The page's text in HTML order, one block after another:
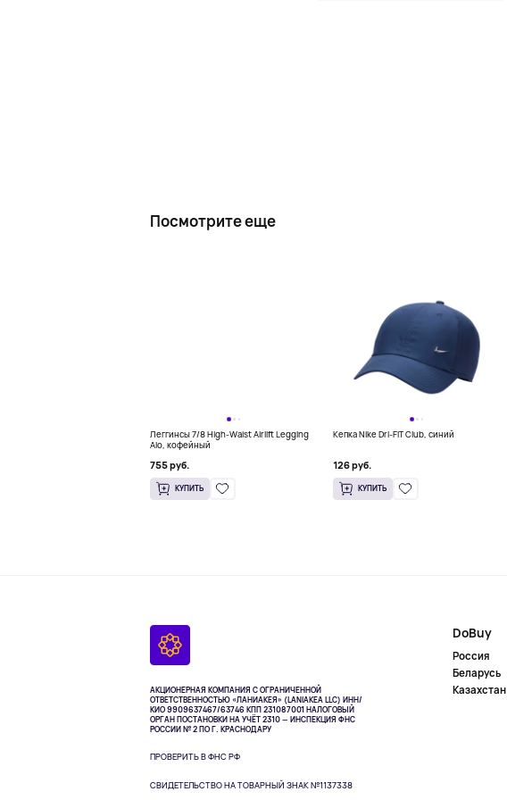
Посмотрите еще
Леггинсы 7/8 High-Waist Airlift Legging
Alo, кофейный
755 руб.
КУПИТЬ
Кепка Nike Dri-FIT Club, синий
126 руб.
КУПИТЬ
АКЦИОНЕРНАЯ КОМПАНИЯ С ОГРАНИЧЕННОЙ
ОТВЕТСТВЕННОСТЬЮ «ЛАНИАКЕЯ» (LANIAKEA LLC) ИНН/
КИО 9909637467/63746 КПП 231087001НАЛОГОВЫЙ
ОРГАН ПОСТАНОВКИ НА УЧЁТ 2310 — ИНСПЕКЦИЯ ФНС
РОССИИ № 2 ПО Г. КРАСНОДАРУ
ПРОВЕРИТЬ В ФНС РФ
СВИДЕТЕЛЬСТВО НА ТОВАРНЫЙ ЗНАК №1137338
DoBuy
Россия
Беларусь
Казахстан